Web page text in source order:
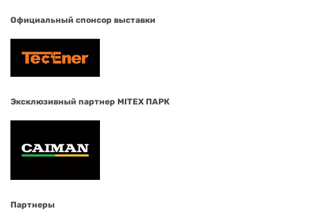
Официальный спонсор выставки
Эксклюзивный партнер MITEX ПАРК
Партнеры